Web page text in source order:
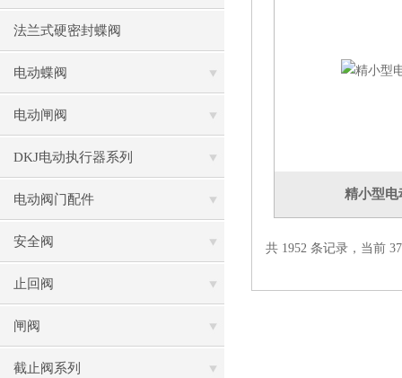
法兰式硬密封蝶阀
电动蝶阀
电动闸阀
DKJ电动执行器系列
电动阀门配件
安全阀
止回阀
闸阀
截止阀系列
精小型电
共 1952 条记录，当前